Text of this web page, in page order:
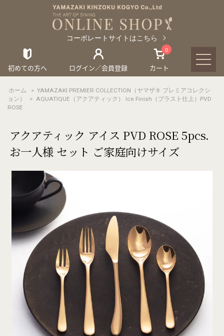
コーポレートサイトはこちら
初めての方へ ログイン／会員登録
0
カート
ホーム > YAMAZAKI PREMIER COLLECTION（ヤマザキ プレミアコレクシ
ョン）
> AQUATIQUE（アクアティック） Ice Finish（ブラスト仕上）PVD
ROSE
アクアティック アイス PVD ROSE 5pcs.
お一人様 セット ご家庭向けサイズ